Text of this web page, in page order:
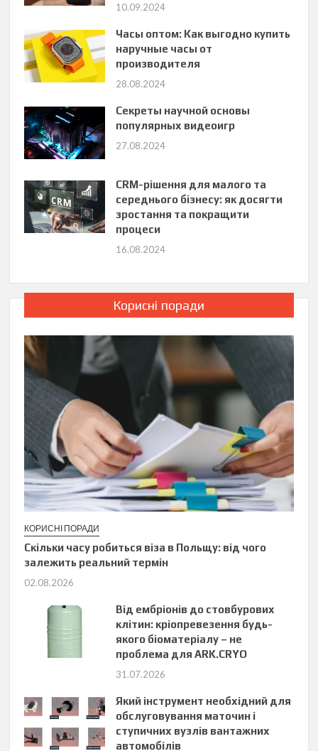
10.09.2024
Часы оптом: Как выгодно купить
наручные часы от
производителя
28.08.2024
Секреты научной основы
популярных видеоигр
27.08.2024
CRM-рішення для малого та
середнього бізнесу: як досягти
зростання та покращити
процеси
16.08.2024
Корисні поради
КОРИСНІ ПОРАДИ
Скільки часу робиться віза в Польщу: від чого
залежить реальний термін
02.08.2026
Від ембріонів до стовбурових
клітин: кріопревезення будь-
якого біоматеріалу – не
проблема для ARK.CRYO
31.07.2026
Який інструмент необхідний для
обслуговування маточин і
ступичних вузлів вантажних
автомобілів